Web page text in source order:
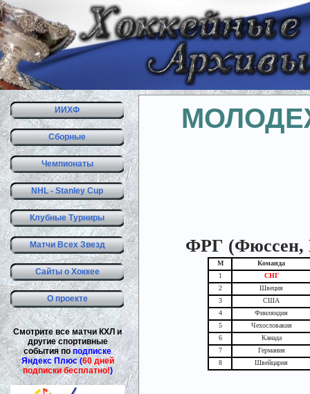
ИИХФ
Сборные
Чемпионаты
NHL - Stanley Cup
Клубные Турниры
Матчи Всех Звезд
Сайты о Хоккее
О проекте
Смотрите все матчи КХЛ и
другие спортивные
события поподписке
Яндекс Плюс (60 дней
подписки бесплатно!)
ФРГ (Фюссен,
М
Команда
1
СНГ
2
Швеция
3
США
4
Финляндия
5
Чехословакия
6
Канада
7
Германия
8
Швейцария